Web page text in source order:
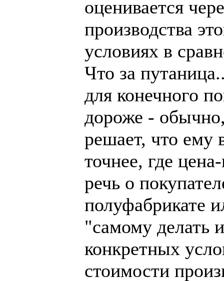
оценивается
производства
условиях в
Что за
для конечного
дороже -
решает, что ему
точнее, где
речь о
полуфабрикате
"самому делать
конкретных
стоимости